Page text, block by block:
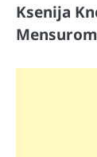
Ksenija